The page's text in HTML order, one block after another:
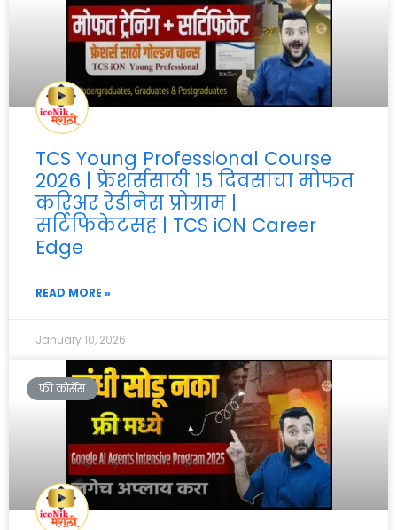
TCS Young Professional Course
2026 | फ्रेशर्ससाठी 15 दिवसांचा मोफत
करिअर रेडीनेस प्रोग्राम |
सर्टिफिकेटसह | TCS iON Career
Edge
READ MORE »
January 10, 2026
फ्री कोर्सेस